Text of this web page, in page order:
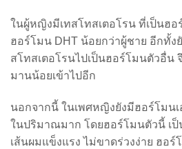
ในผู้หญิงมีเทสโทสเตอโรน ที่เป็นฮอ
ฮอร์โมน DHT น้อยกว่าผู้ชาย อีกทั้ง
สโทสเตอโรนไปเป็นฮอร์โมนตัวอื่น
มานน้อยเข้าไปอีก
นอกจากนี้ ในเพศหญิงยังมีฮอร์โมนเ
ในปริมาณมาก โดยฮอร์โมนตัวนี้ เ
เส้นผมแข็งแรง ไม่ขาดร่วงง่าย ฮอ